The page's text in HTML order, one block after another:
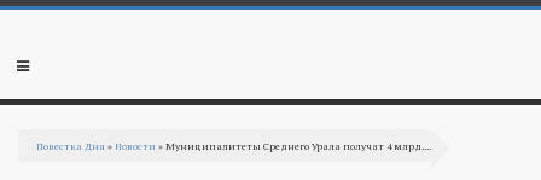
Перейти к основному содержанию
Мобильное
Повестка Дня »Новости » Муниципалитеты Среднего Урала получат 4 млрд....